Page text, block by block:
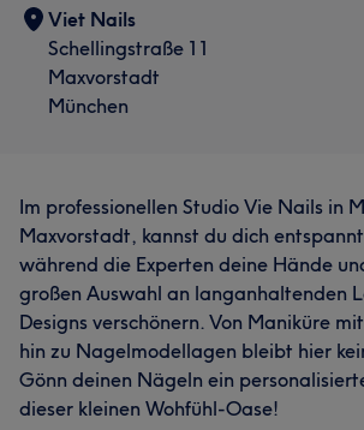
Viet Nails
Schellingstraße 11
Maxvorstadt
München
Im professionellen Studio Vie Nails in
Maxvorstadt, kannst du dich
während die Experten deine Hände
großen Auswahl an langanhaltenden
Designs verschönern. Von Maniküre
hin zu Nagelmodellagen bleibt hier
Gönn deinen Nägeln ein
dieser kleinen Wohfühl-Oase!